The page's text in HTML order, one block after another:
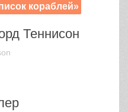
кораблей»
Теннисон